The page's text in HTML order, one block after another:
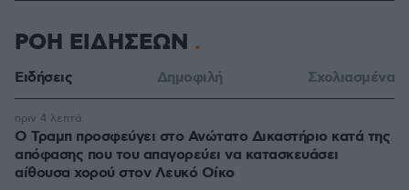
ΡΟΗ ΕΙΔΗΣΕΩΝ
Ειδήσεις Δημοφιλή Σχολιασμένα
Ο Τραμπ προσφεύγει στο Ανώτατο Δικαστήριο κατά της
απόφασης που του απαγορεύει να κατασκευάσει
αίθουσα χορού στον Λευκό Οίκο
πριν 4 λεπτά